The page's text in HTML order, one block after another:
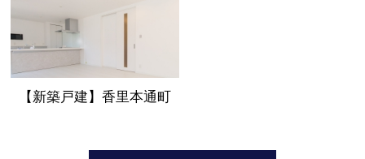
【新築戸建】香里本通町